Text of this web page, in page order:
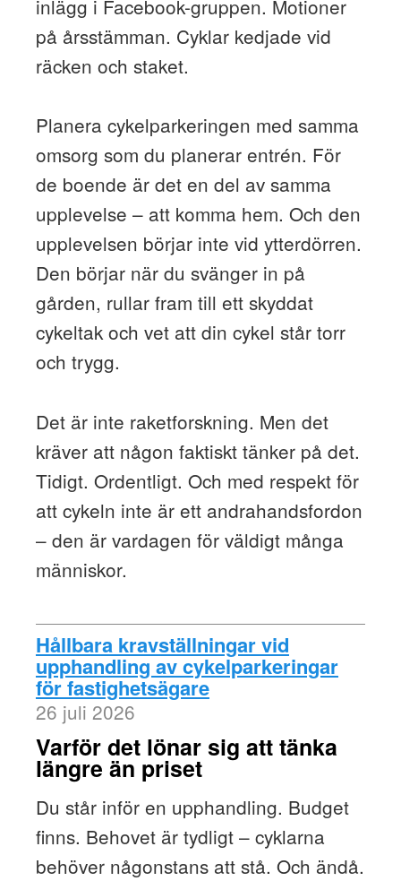
inlägg i Facebook-gruppen. Motioner
på årsstämman. Cyklar kedjade vid
räcken och staket.
Planera cykelparkeringen med samma
omsorg som du planerar entrén. För
de boende är det en del av samma
upplevelse – att komma hem. Och den
upplevelsen börjar inte vid ytterdörren.
Den börjar när du svänger in på
gården, rullar fram till ett skyddat
cykeltak och vet att din cykel står torr
och trygg.
Det är inte raketforskning. Men det
kräver att någon faktiskt tänker på det.
Tidigt. Ordentligt. Och med respekt för
att cykeln inte är ett andrahandsfordon
– den är vardagen för väldigt många
människor.
Hållbara kravställningar vid
upphandling av cykelparkeringar
för fastighetsägare
26 juli 2026
Varför det lönar sig att tänka
längre än priset
Du står inför en upphandling. Budget
finns. Behovet är tydligt – cyklarna
behöver någonstans att stå. Och ändå.